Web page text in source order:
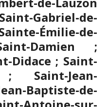
Gabriel-de-
Émilie-de-
Damien ;
Didace ; Saint-
; Saint-Jean-
Baptiste-de-